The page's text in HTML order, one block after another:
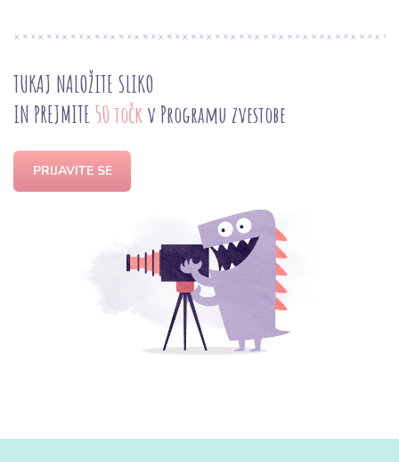
TUKAJ NALOŽITE SLIKO
IN PREJMITE 50 točk v Programu zvestobe
PRIJAVITE SE